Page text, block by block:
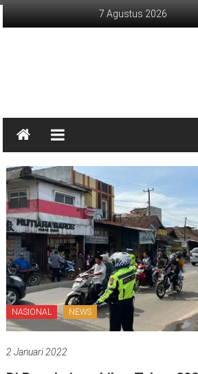
Lompat
7 Agustus 2026
jujur
terpercaya
NASIONAL NEWS
2 Januari 2022